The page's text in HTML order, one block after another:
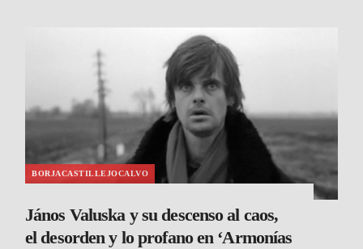
BORJACASTILLEJOCALVO
János Valuska y su descenso al caos,
el desorden y lo profano en ‘Armonías